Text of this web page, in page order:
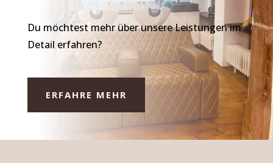
Du möchtest mehr über unsere Leistungen im
Detail erfahren?
ERFAHRE MEHR